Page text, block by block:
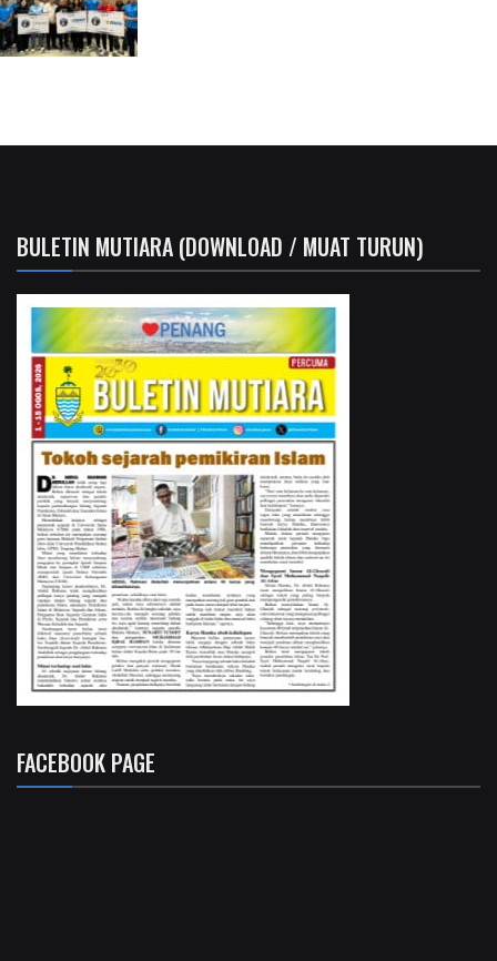
BULETIN MUTIARA (DOWNLOAD / MUAT TURUN)
FACEBOOK PAGE